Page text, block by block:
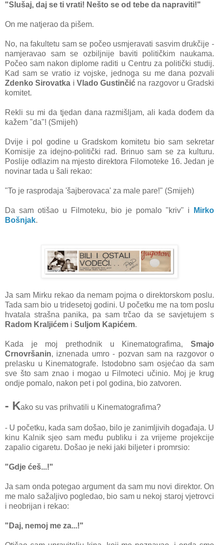
"Slušaj, daj se ti vrati! Nešto se od tebe da napraviti!"
On me natjerao da pišem.
No, na fakultetu sam se počeo usmjeravati sasvim drukčije -
namjeravao sam se ozbiljnije baviti političkim naukama.
Počeo sam nakon diplome raditi u Centru za politički studij.
Kad sam se vratio iz vojske, jednoga su me dana pozvali
Zdenko Sirovatka i Vlado Gustinčić na razgovor u Gradski
komitet.
Rekli su mi da tjedan dana razmišljam, ali kada dođem da
kažem "da"! (Smijeh)
Dvije i pol godine u Gradskom komitetu bio sam sekretar
Komisije za idejno-politički rad. Brinuo sam se za kulturu.
Poslije odlazim na mjesto direktora Filomoteke 16. Jedan je
novinar tada u šali rekao:
"To je rasprodaja 'šajberovaca' za male pare!" (Smijeh)
Da sam otišao u Filmoteku, bio je pomalo "kriv" i
Mirko
Bošnjak.
Ja sam Mirku rekao da nemam pojma o direktorskom poslu.
Tada sam bio u tridesetoj godini. U početku me na tom poslu
hvatala strašna panika, pa sam trčao da se savjetujem s
Radom Kraljićem i Suljom Kapićem.
Kada je moj prethodnik u Kinematografima, Smajo
Crnovršanin, iznenada umro - pozvan sam na razgovor o
prelasku u Kinematografe. Istodobno sam osjećao da sam
sve što sam znao i mogao u Filmoteci učinio. Moj je krug
ondje pomalo, nakon pet i pol godina, bio zatvoren.
- Kako su vas prihvatili u Kinematografima?
- U početku, kada sam došao, bilo je zanimljivih događaja. U
kinu Kalnik sjeo sam među publiku i za vrijeme projekcije
zapalio cigaretu. Došao je neki jaki biljeter i promrsio:
"Gdje ćeš...!"
Ja sam onda potegao argument da sam mu novi direktor. On
me malo sažaljivo pogledao, bio sam u nekoj staroj vjetrovci
i neobrijan i rekao:
"Daj, nemoj me za...!"